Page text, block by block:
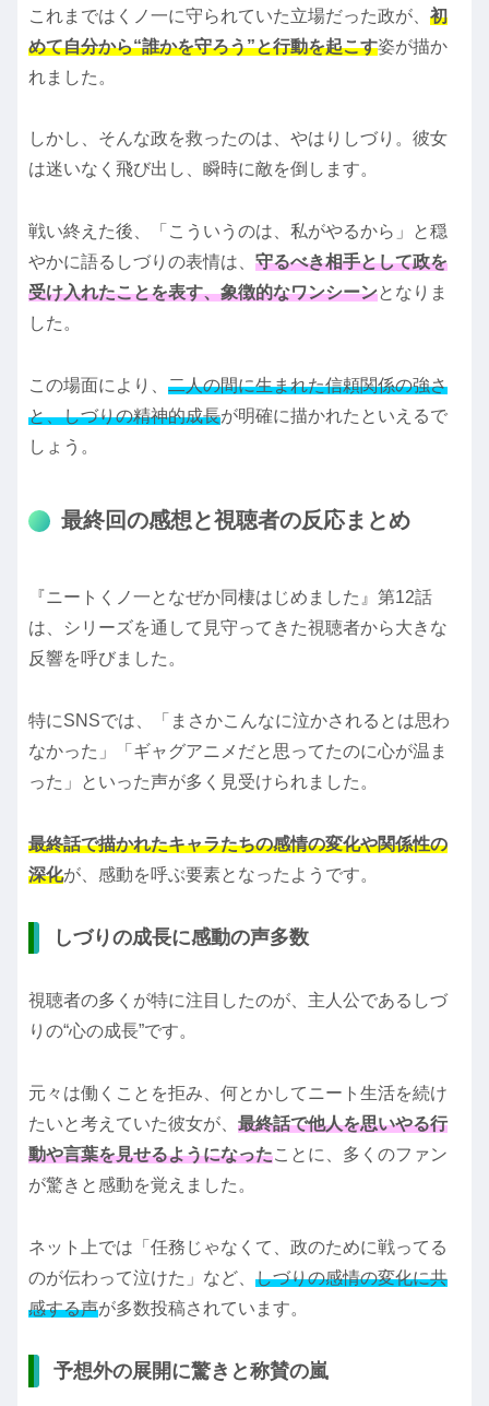
これまではくノ一に守られていた立場だった政が、 初
めて自分から“誰かを守ろう”と行動を起こす姿が描か
れました。
しかし、そんな政を救ったのは、やはりしづり。彼女
は迷いなく飛び出し、瞬時に敵を倒します。
戦い終えた後、「こういうのは、私がやるから」と穏
やかに語るしづりの表情は、 守るべき相手として政を
受け入れたことを表す、象徴的なワンシーンとなりま
した。
この場面により、 二人の間に生まれた信頼関係の強さ
と、しづりの精神的成長が明確に描かれたといえるで
しょう。
最終回の感想と視聴者の反応まとめ
『ニートくノ一となぜか同棲はじめました』第12話
は、シリーズを通して見守ってきた視聴者から大きな
反響を呼びました。
特にSNSでは、「まさかこんなに泣かされるとは思わ
なかった」「ギャグアニメだと思ってたのに心が温ま
った」といった声が多く見受けられました。
最終話で描かれたキャラたちの感情の変化や関係性の
深化が、感動を呼ぶ要素となったようです。
しづりの成長に感動の声多数
視聴者の多くが特に注目したのが、主人公であるしづ
りの“心の成長”です。
元々は働くことを拒み、何とかしてニート生活を続け
たいと考えていた彼女が、 最終話で他人を思いやる行
動や言葉を見せるようになったことに、多くのファン
が驚きと感動を覚えました。
ネット上では「任務じゃなくて、政のために戦ってる
のが伝わって泣けた」など、 しづりの感情の変化に共
感する声が多数投稿されています。
予想外の展開に驚きと称賛の嵐